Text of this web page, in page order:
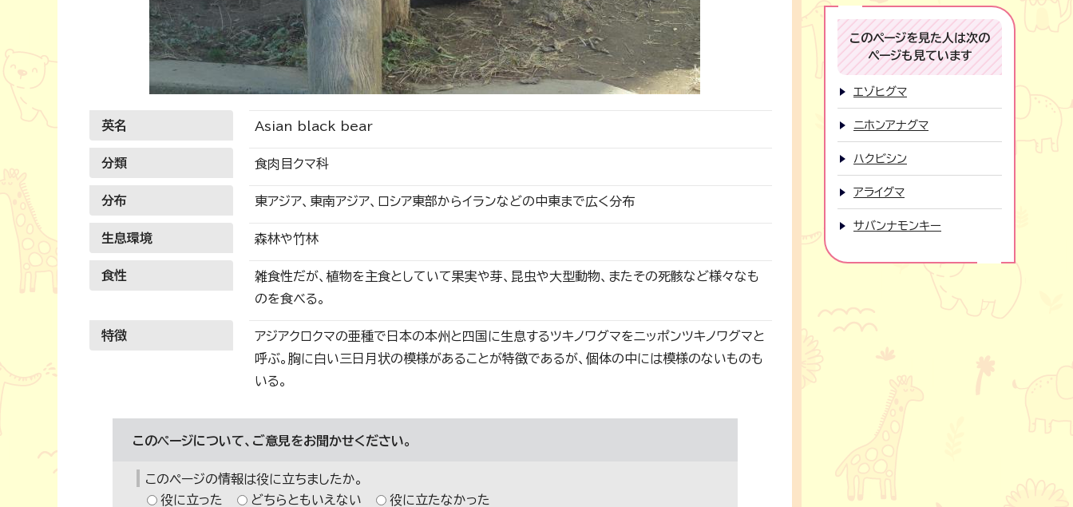
英名 Asian black bear
分類 食肉目クマ科
分布 東アジア、東南アジア、ロシア東部からイランなどの中東まで広く分布
生息環境 森林や竹林
食性
雑食性だが、植物を主食としていて果実や芽、昆虫や大型動物、またその死骸など様々なも
のを食べる。
特徴
アジアクロクマの亜種で日本の本州と四国に生息するツキノワグマをニッポンツキノワグマと
呼ぶ。胸に白い三日月状の模様があることが特徴であるが、個体の中には模様のないものも
いる。
このページについて、ご意見をお聞かせください。
このページの情報は役に立ちましたか。
役に立った
どちらともいえない 役に立たなかった
このページを見た人は次の
ページも見ています
エゾヒグマ
ニホンアナグマ
ハクビシン
アライグマ
サバンナモンキー